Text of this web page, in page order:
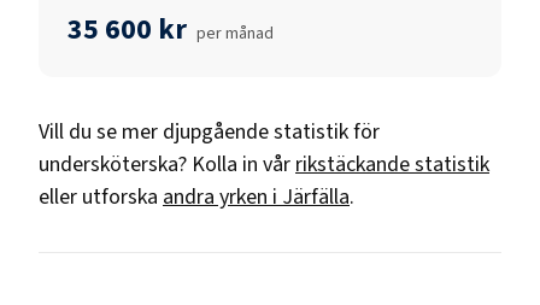
35 600 kr per månad
Vill du se mer djupgående statistik för
undersköterska? Kolla in vår rikstäckande statistik
eller utforska andra yrken i Järfälla.